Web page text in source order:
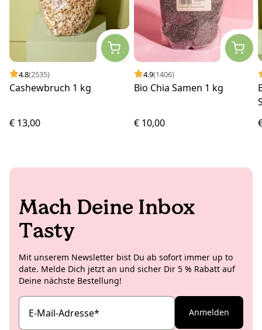
4.8(2535)
Cashewbruch 1 kg
€ 13,00
4.9(1406)
Bio Chia Samen 1 kg
€ 10,00
Mach Deine Inbox
Tasty
Mit unserem Newsletter bist Du ab sofort immer up to
date. Melde Dich jetzt an und sicher Dir 5 % Rabatt auf
Deine nächste Bestellung!
E-Mail-Adresse* Anmelden